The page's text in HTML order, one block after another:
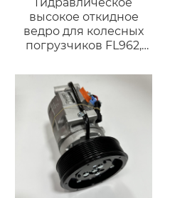
высокое откидное
ведро для колесных
погрузчиков FL962,
колесных погрузчиков
весом 3-35 тонн,
включая L180.